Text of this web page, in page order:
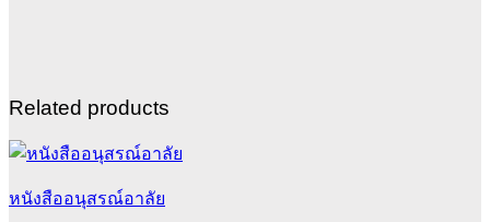
Related products
หนังสืออนุสรณ์อาลัย